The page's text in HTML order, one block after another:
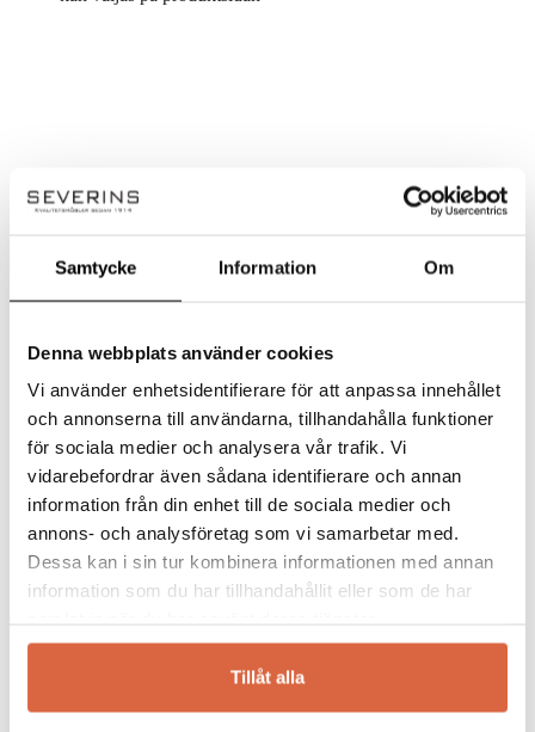
Samtycke Information Om
Denna webbplats använder cookies
Vi använder enhetsidentifierare för att anpassa innehållet
och annonserna till användarna, tillhandahålla funktioner
för sociala medier och analysera vår trafik. Vi
vidarebefordrar även sådana identifierare och annan
information från din enhet till de sociala medier och
annons- och analysföretag som vi samarbetar med.
Dessa kan i sin tur kombinera informationen med annan
information som du har tillhandahållit eller som de har
Tillåt alla